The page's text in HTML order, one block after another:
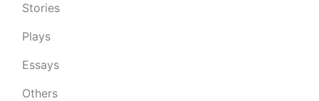
Stories
Plays
Essays
Others